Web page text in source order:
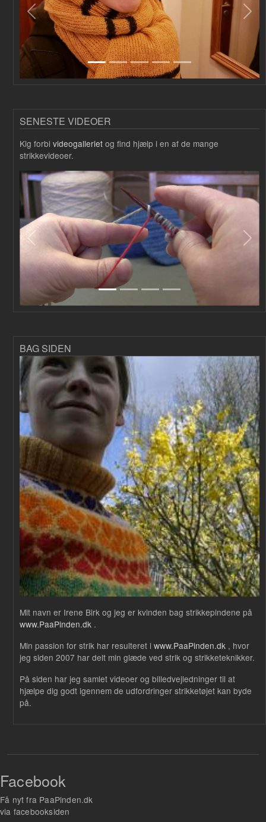
Forrige
SENESTE VIDEOER
Kig forbi videogalleriet og find hjælp i en af de mange
strikkevideoer.
Forrige
BAG SIDEN
Mit navn er Irene Birk og jeg er kvinden bag strikkepindene på
www.PaaPinden.dk .
Min passion for strik har resulteret i www.PaaPinden.dk , hvor
jeg siden 2007 har delt min glæde ved strik og strikketeknikker.
På siden har jeg samlet videoer og billedvejledninger til at
hjælpe dig godt igennem de udfordringer strikketøjet kan byde
på.
Facebook
Få nyt fra PaaPinden.dk
via facebooksiden